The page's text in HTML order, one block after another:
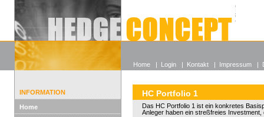
Alle
Wieso
INFORMATION
Home
HC Portfolio 1
Das HC Portfolio 1 ist ein konkretes
Anleger haben ein streßfreies
Home | Login | Kontakt | Impressum |